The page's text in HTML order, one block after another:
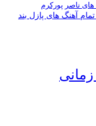
های ناصر پورکرم
تمام آهنگ های پازل بند